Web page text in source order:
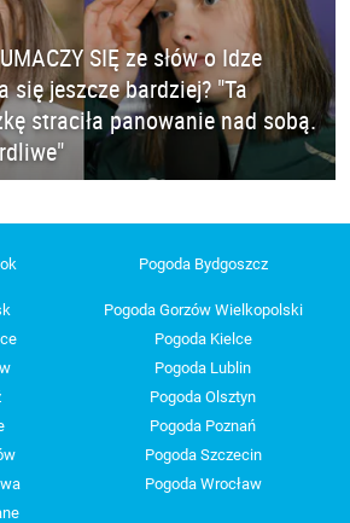
SIĘ ze słów o Idze
się jeszcze bardziej? "Ta
straciła panowanie nad sobą.
Pogoda Bydgoszcz
Pogoda Gorzów Wielkopolski
Pogoda Kielce
Pogoda Lublin
Pogoda Olsztyn
Pogoda Poznań
Pogoda Szczecin
Pogoda Wrocław